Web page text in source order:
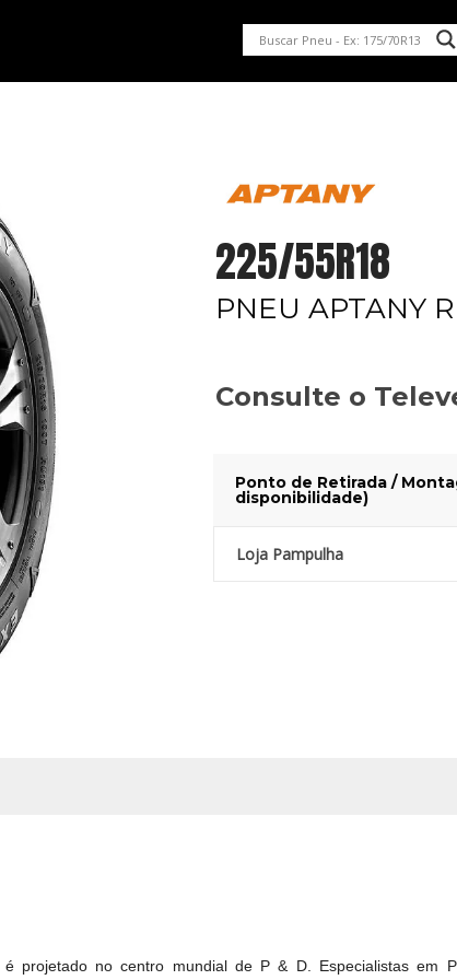
225/55R18
PNEU APTANY
Consulte o
Ponto de Retirada /
disponibilidade)
Loja Pampulha
é projetado no centro mundial de P & D. Especialistas em